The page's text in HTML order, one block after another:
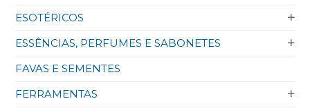
ESOTÉRICOS
ESSÊNCIAS, PERFUMES E SABONETES
FAVAS E SEMENTES
FERRAMENTAS